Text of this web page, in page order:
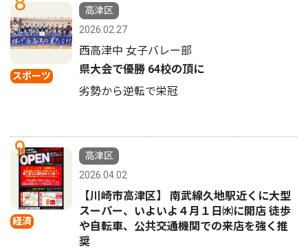
スポーツ
高津区
2026.02.27
西高津中 女子バレー部
県大会で優勝 64校の頂に
劣勢から逆転で栄冠
9
経済
高津区
2026.04.02
【川崎市高津区】 南武線久地駅近くに大型
スーパー、いよいよ４月１日㈬に開店 徒歩
や自転車、公共交通機関での来店を強く推
奨